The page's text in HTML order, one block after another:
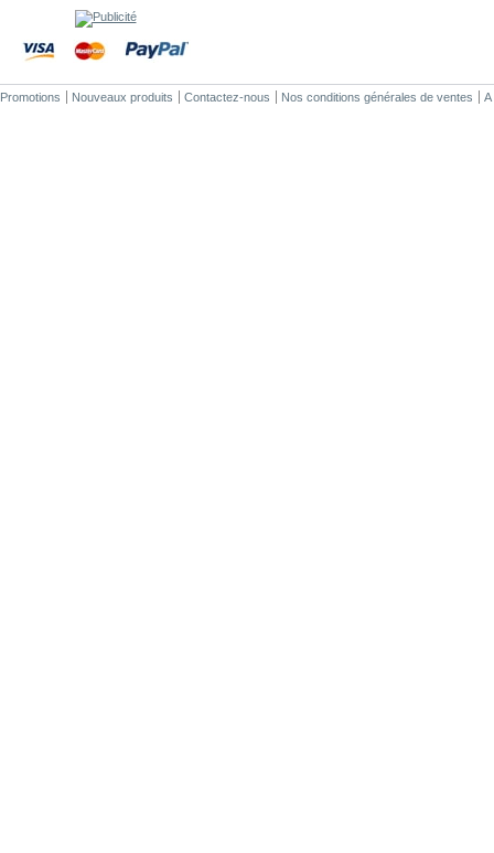
Promotions Nouveaux produits Contactez-nous Nos conditions générales de ventes A